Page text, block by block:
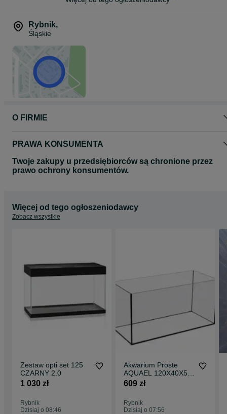
Rybnik,
Śląskie
O FIRMIE
PRAWA KONSUMENTA
Twoje zakupy u przedsiębiorców są chronione przez
prawo ochrony konsumentów.
Więcej od tego ogłoszeniodawcy
Zobacz wszystkie
Zestaw opti set 125
CZARNY 2.0
1 030 zł
Rybnik
Dzisiaj o 08:46
Akwarium Proste
AQUAEL 120X40X50
240 L
609 zł
Rybnik
Dzisiaj o 07:56